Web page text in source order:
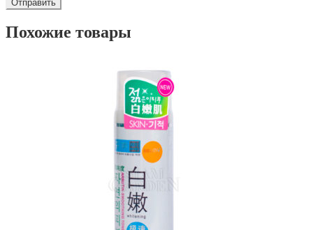
Похожие товары